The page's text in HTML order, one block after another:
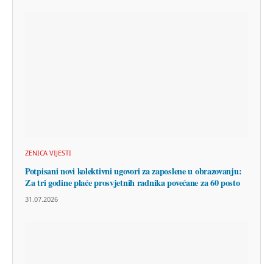
ZENICA VIJESTI
Potpisani novi kolektivni ugovori za zaposlene u obrazovanju:
Za tri godine plaće prosvjetnih radnika povećane za 60 posto
31.07.2026